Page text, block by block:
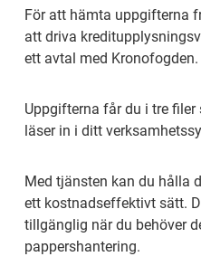
För att hämta uppgifterna
att driva
ett avtal med Kronofogden.
Uppgifterna får du i tre
läser in i ditt
Med tjänsten kan du hålla
ett kostnadseffektivt sätt.
tillgänglig när du behöver
pappershantering.